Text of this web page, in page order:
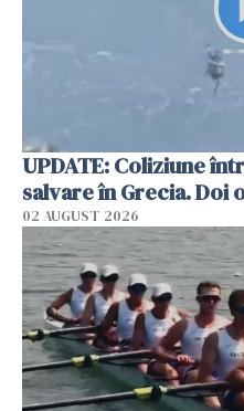
UPDATE: Coliziune
salvare în Grecia. Doi
02 AUGUST 2026